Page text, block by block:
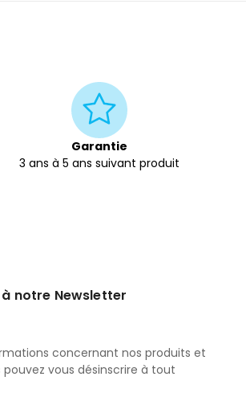
Garantie
3 ans à 5 ans suivant produit
notre Newsletter
concernant nos produits et
vous désinscrire à tout